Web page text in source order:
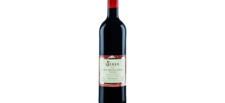
LEISTUNGEN
IMPRESSUM